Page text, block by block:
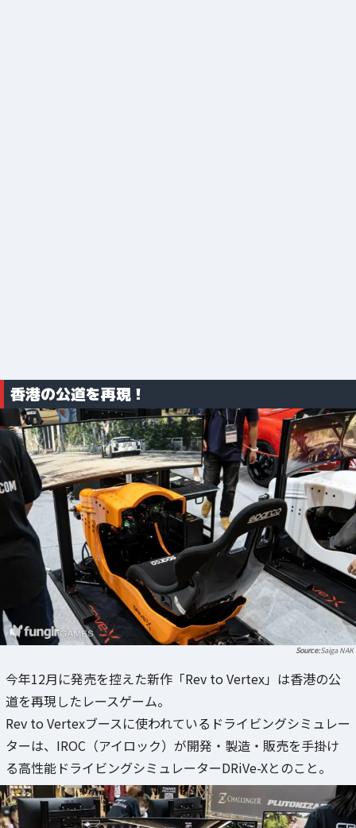
香港の公道を再現！
Saiga NAK
今年12月に発売を控えた新作「Rev to Vertex」は香港の公
道を再現したレースゲーム。
Rev to Vertexブースに使われているドライビングシミュレー
ターは、IROC（アイロック）が開発・製造・販売を手掛け
る高性能ドライビングシミュレーターDRiVe-Xとのこと。